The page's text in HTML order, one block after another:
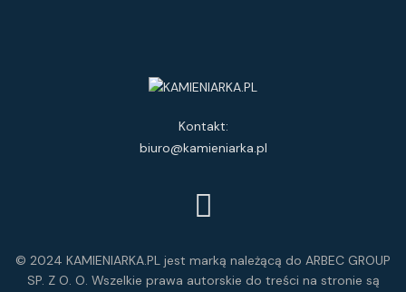
Kontakt:
biuro@kamieniarka.pl
© 2024 KAMIENIARKA.PL jest marką należącą do ARBEC GROUP
SP. Z O. O. Wszelkie prawa autorskie do treści na stronie są